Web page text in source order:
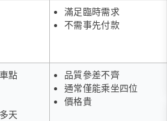
滿足臨時需求
不需事先付款
點
天
品質參差不齊
通常僅能乘坐四位
價格貴